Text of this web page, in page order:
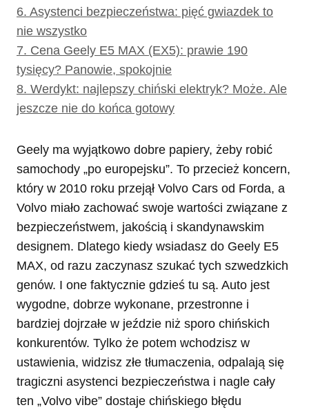
6. Asystenci bezpieczeństwa: pięć gwiazdek to
nie wszystko
7. Cena Geely E5 MAX (EX5): prawie 190
tysięcy? Panowie, spokojnie
8. Werdykt: najlepszy chiński elektryk? Może. Ale
jeszcze nie do końca gotowy
Geely ma wyjątkowo dobre papiery, żeby robić
samochody „po europejsku”. To przecież koncern,
który w 2010 roku przejął Volvo Cars od Forda, a
Volvo miało zachować swoje wartości związane z
bezpieczeństwem, jakością i skandynawskim
designem. Dlatego kiedy wsiadasz do Geely E5
MAX, od razu zaczynasz szukać tych szwedzkich
genów. I one faktycznie gdzieś tu są. Auto jest
wygodne, dobrze wykonane, przestronne i
bardziej dojrzałe w jeździe niż sporo chińskich
konkurentów. Tylko że potem wchodzisz w
ustawienia, widzisz złe tłumaczenia, odpalają się
tragiczni asystenci bezpieczeństwa i nagle cały
ten „Volvo vibe” dostaje chińskiego błędu